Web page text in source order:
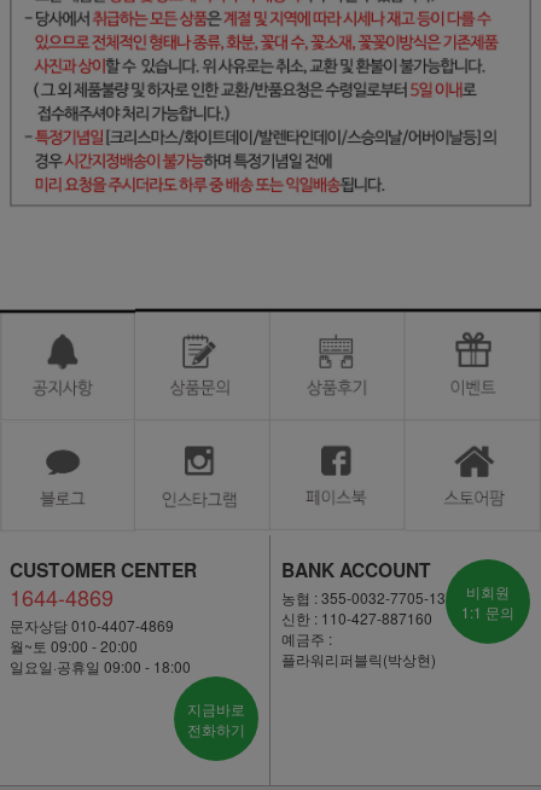
CUSTOMER CENTER
1644-4869
문자상담 010-4407-4869
월~토 09:00 - 20:00
일요일·공휴일 09:00 - 18:00
지금바로
전화하기
BANK ACCOUNT
농협 : 355-0032-7705-13
신한 : 110-427-887160
예금주 :
플라워리퍼블릭(박상현)
비회원
1:1 문의